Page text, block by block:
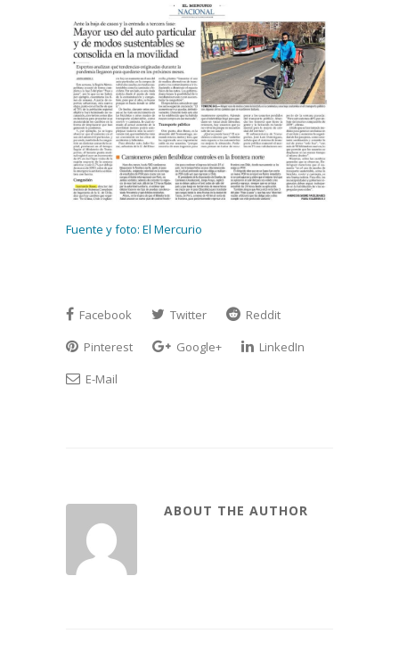
Fuente y foto: El Mercurio
Facebook Twitter
Reddit
Pinterest
Google+
LinkedIn
E-Mail
ABOUT THE AUTHOR